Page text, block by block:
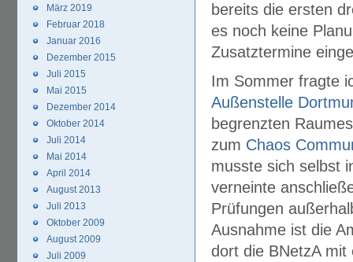
bereits die ersten
es noch keine
Zusatztermine
Im Sommer fragte
Außenstelle
begrenzten
zum Chaos
musste sich selbst
verneinte
Prüfungen
Ausnahme ist die
dort die BNetzA mit
März 2019
Februar 2018
Januar 2016
Dezember 2015
Juli 2015
Mai 2015
Dezember 2014
Oktober 2014
Juli 2014
Mai 2014
April 2014
August 2013
Juli 2013
Oktober 2009
August 2009
Juli 2009